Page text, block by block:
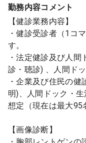
勤務内容コメント
【健診業務内容】
・健診受診者（1コ
す。
・法定健診及び人
診・聴診) 、人間ド
・企業及び住民の
明)、人間ドック・
想定（現在は最大95
【画像診断】